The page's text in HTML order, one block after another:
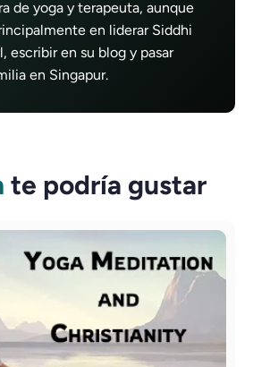
de yoga y terapeuta, aunque
en liderar Siddhi
escribir en su blog y pasar
en Singapur.
te podría gustar